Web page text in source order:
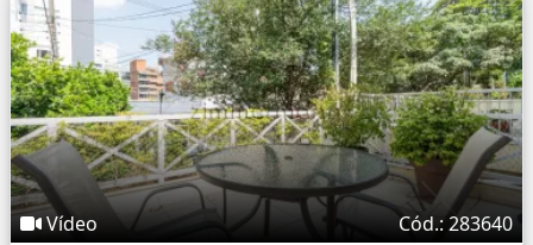
Vídeo Cód.: 283640